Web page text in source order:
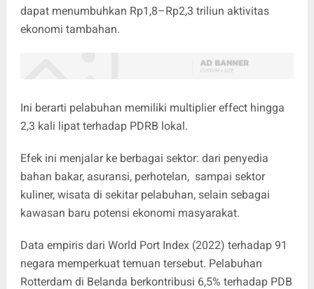
dapat menumbuhkan Rp1,8–Rp2,3 triliun aktivitas
ekonomi tambahan.
Ini berarti pelabuhan memiliki multiplier effect hingga
2,3 kali lipat terhadap PDRB lokal.
Efek ini menjalar ke berbagai sektor: dari penyedia
bahan bakar, asuransi, perhotelan, sampai sektor
kuliner, wisata di sekitar pelabuhan, selain sebagai
kawasan baru potensi ekonomi masyarakat.
Data empiris dari World Port Index (2022) terhadap 91
negara memperkuat temuan tersebut. Pelabuhan
Rotterdam di Belanda berkontribusi 6,5% terhadap PDB